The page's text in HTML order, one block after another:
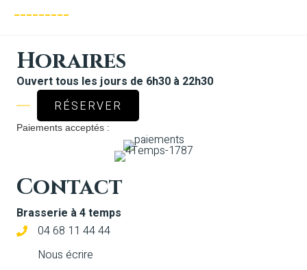
Horaires
Ouvert tous les jours de 6h30 à 22h30
RÉSERVER
Paiements acceptés :
Contact
Brasserie à 4 temps
04 68 11 44 44
Nous écrire